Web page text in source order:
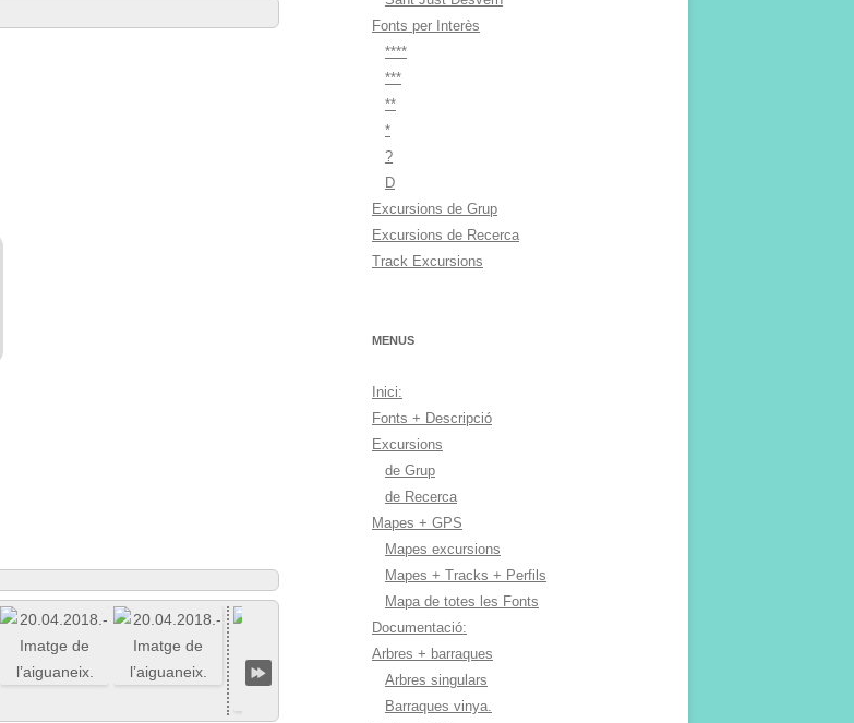
Fonts per Interès
****
***
**
*
?
D
Excursions de Grup
Excursions de Recerca
Track Excursions
MENUS
Inici:
Fonts + Descripció
Excursions
de Grup
de Recerca
Mapes + GPS
Mapes excursions
Mapes + Tracks + Perfils
Mapa de totes les Fonts
Documentació:
Arbres + barraques
Arbres singulars
Barraques vinya.